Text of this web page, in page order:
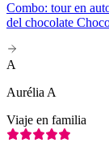
Combo: tour en
del chocolate
A
Aurélia A
Viaje en familia